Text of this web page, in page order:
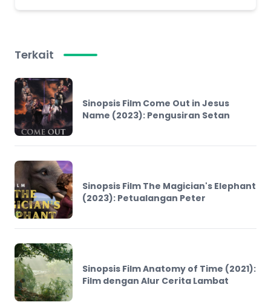
Terkait
Sinopsis Film Come Out in Jesus
Name (2023): Pengusiran Setan
Sinopsis Film The Magician's Elephant
(2023): Petualangan Peter
Sinopsis Film Anatomy of Time (2021):
Film dengan Alur Cerita Lambat